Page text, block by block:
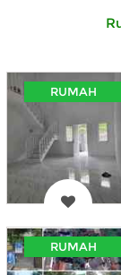
RUMAH
RUMAH